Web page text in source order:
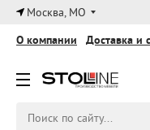
Москва, МО
О компании Доставка и